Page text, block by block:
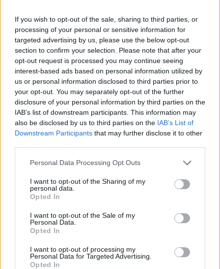
If you wish to opt-out of the sale, sharing to third parties, or
processing of your personal or sensitive information for
targeted advertising by us, please use the below opt-out
section to confirm your selection. Please note that after your
opt-out request is processed you may continue seeing
interest-based ads based on personal information utilized by
us or personal information disclosed to third parties prior to
your opt-out. You may separately opt-out of the further
disclosure of your personal information by third parties on the
IAB’s list of downstream participants. This information may
also be disclosed by us to third parties on the IAB’s List of
Downstream Participants that may further disclose it to other
Personal Data Processing Opt Outs
I want to opt-out of the Sharing of my
personal data.
Opted In
I want to opt-out of the Sale of my
Personal Data.
Opted In
I want to opt-out of processing my
Personal Data for Targeted Advertising.
Opted In
όσους έχουν ανάγκη. To Δώρο Αγάπης περιέχει
βασικά είδη διατροφής, όπως μαρμελάδα, μπισκότα
πτι-μπερ, σοκολάτα γάλακτος, φαρίνα, μακαρονάκι
κοφτό και τομάτες στον τρίφτη. Με την αγορά ενός
δώρου, που κοστίζει 3,90 ευρώ, μια οικογένεια ή
ένας άνθρωπος που έχει ανάγκη μπορεί να χαρεί
χριστουγεννιάτικα γεύματα, ενώ παράλληλα για κάθε
Δώρο Αγάπης, η ΑΒ προσφέρει το αντίστοιχο ποσό
στο Make-A-Wish Ελλάδος, κάνοντας πραγματικότητα